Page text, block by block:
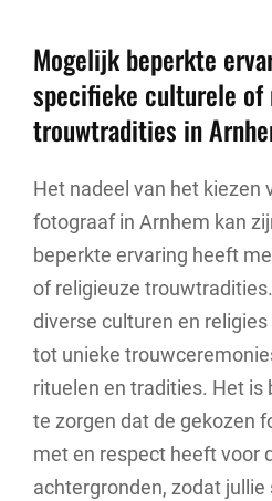
Mogelijk beperkte
specifieke culturele of
trouwtradities in
Het nadeel van het kiezen
fotograaf in Arnhem kan
beperkte ervaring heeft
of religieuze
diverse culturen en
tot unieke
rituelen en tradities. Het is
te zorgen dat de gekozen
met en respect heeft voor
achtergronden, zodat jullie